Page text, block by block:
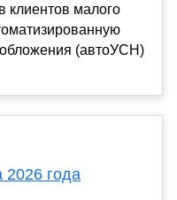
клиентов малого
(автоУСН)
2026 года